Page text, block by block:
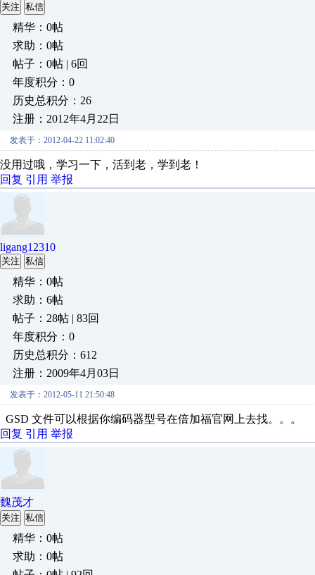
关注 私信
精华：0帖
求助：0帖
帖子：0帖 | 6回
年度积分：0
历史总积分：26
注册：2012年4月22日
发表于：2012-04-22 11:02:40
没用过哦，学习一下，活到老，学到老！
回复 引用 举报
ligang12310
关注 私信
精华：0帖
求助：6帖
帖子：28帖 | 83回
年度积分：0
历史总积分：612
注册：2009年4月03日
发表于：2012-05-11 21:50:48
GSD 文件可以根据你编码器型号在倍加福官网上去找。。。
回复 引用 举报
魏茂才
关注 私信
精华：0帖
求助：0帖